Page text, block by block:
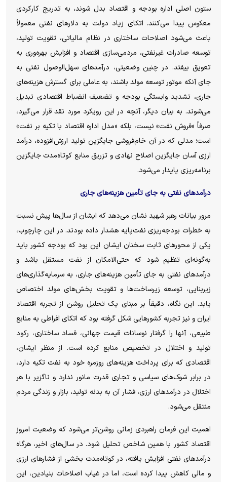
ستون اصلی اداره بودجه و اقتصاد بدل شوند، به تدریج کارکردی
معکوس پیدا می‌کنند. اتکای زیاد دولت به دلار‌های نفتی معمولاً
باعث می‌شود اصلاحات ساختاری در نظام مالیاتی، تقویت تولید،
توسعه صادرات غیرنفتی، مردمی‌سازی اقتصاد و افزایش بهره‌وری به
تعویق بیفتد. در چنین وضعیتی، درآمد‌های سهل‌الوصول نفتی به
جای آنکه موتور توسعه مولد باشند، به عاملی برای گسترش هزینه‌های
جاری، تشدید وابستگی بودجه و تضعیف انضباط اقتصادی تبدیل
می‌شوند. به بیان دیگر، آنچه در این رویکرد مورد نقد قرار می‌گیرد،
صرفاً «فروش نفت» نیست، بلکه «مدل اداره اقتصاد با تکیه بر نفت»
است؛ مدلی که در آن خام‌فروشی جایگزین تولید ارزش‌افزوده، درآمد
ارزی آسان جایگزین اصلاح نهادی و تزریق منابع کوتاه‌مدت جایگزین
برنامه‌ریزی پایدار می‌شود.
درآمد‌های نفتی به جای تأمین هزینه‌های جاری
مرور بیانات رهبر شهید نشان می‌دهد که ایشان از سال‌ها پیش نسبت
به خطرات بودجه‌ریزی نفت‌پایه هشدار داده بودند. در این چارچوب،
یکی از محور‌های ثابت سخنان ایشان این بود که بودجه کشور باید
به‌گونه‌ای تنظیم شود که حتی‌الامکان از نفت مستقل باشد و
درآمد‌های نفتی به جای تأمین هزینه‌های جاری، به سرمایه‌گذاری‌های
زیربنایی، توسعه زیرساخت‌ها و تقویت بخش‌های مولد اختصاص
یابد. این نگاه، دقیقاً بر مبنای یک تحلیل روشن از تجربه اقتصاد
ایران و نیز تجربه کشور‌هایی شکل گرفته بود که اتکای افراطی به منابع
طبیعی، آنها را گرفتار نوسانات قیمت جهانی، فساد ساختاری، رکود
تولید و اختلال در تخصیص منابع کرده است. از منظر ایشان،
اقتصادی که برای پرداخت هزینه‌های روزمره خود به نفت تکیه دارد،
در برابر شوک‌های سیاسی و تجاری قدرت مانور ندارد و ناگزیر با هر
اختلال در درآمد‌های ارزی، فشار آن به بدنه تولید، بازار و زندگی مردم
منتقل می‌شود.
اهمیت این فرمان راهبردی زمانی روشن‌تر می‌شود که وضعیت امروز
اقتصاد کشور با همین شاخص تحلیل شود. در سال‌های اخیر، هرگاه
درآمد‌های نفتی افزایش یافته، در کوتاه‌مدت بخشی از فشار‌های ارزی
و مالی کاهش پیدا کرده است، اما در غیاب اصلاحات بنیادین، این